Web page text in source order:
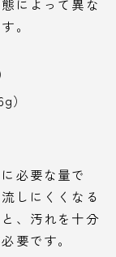
によって異な
。
）
必要な量で
しにくくなる
、汚れを十分
要です。